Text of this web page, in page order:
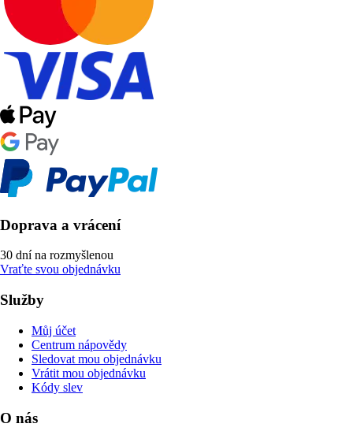
Doprava a vrácení
30 dní na rozmyšlenou
Vraťte svou objednávku
Služby
Můj účet
Centrum nápovědy
Sledovat mou objednávku
Vrátit mou objednávku
Kódy slev
O nás